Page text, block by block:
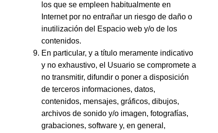
los que se empleen habitualmente en
Internet por no entrañar un riesgo de daño o
inutilización del Espacio web y/o de los
contenidos.
En particular, y a título meramente indicativo
y no exhaustivo, el Usuario se compromete a
no transmitir, difundir o poner a disposición
de terceros informaciones, datos,
contenidos, mensajes, gráficos, dibujos,
archivos de sonido y/o imagen, fotografías,
grabaciones, software y, en general,